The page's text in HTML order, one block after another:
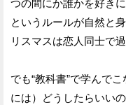
つの間にか誰かを好き
というルールが自然と
リスマスは恋人同士で
でも“教科書”で学んで
には）どうしたらいい